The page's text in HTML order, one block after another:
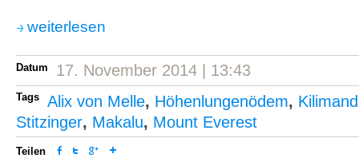
weiterlesen
Datum 17. November 2014 | 13:43
Tags Alix von Melle, Höhenlungenödem,
Stitzinger, Makalu, Mount Everest
Teilen